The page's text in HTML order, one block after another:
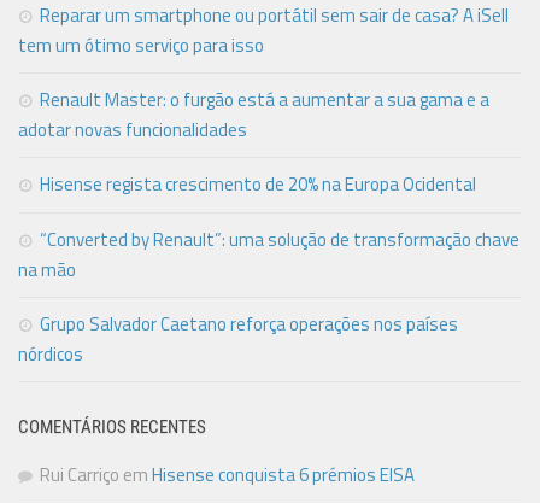
Reparar um smartphone ou portátil sem sair de casa? A iSell
tem um ótimo serviço para isso
Renault Master: o furgão está a aumentar a sua gama e a
adotar novas funcionalidades
Hisense regista crescimento de 20% na Europa Ocidental
“Converted by Renault”: uma solução de transformação chave
na mão
Grupo Salvador Caetano reforça operações nos países
nórdicos
COMENTÁRIOS RECENTES
Rui Carriço emHisense conquista 6 prémios EISA